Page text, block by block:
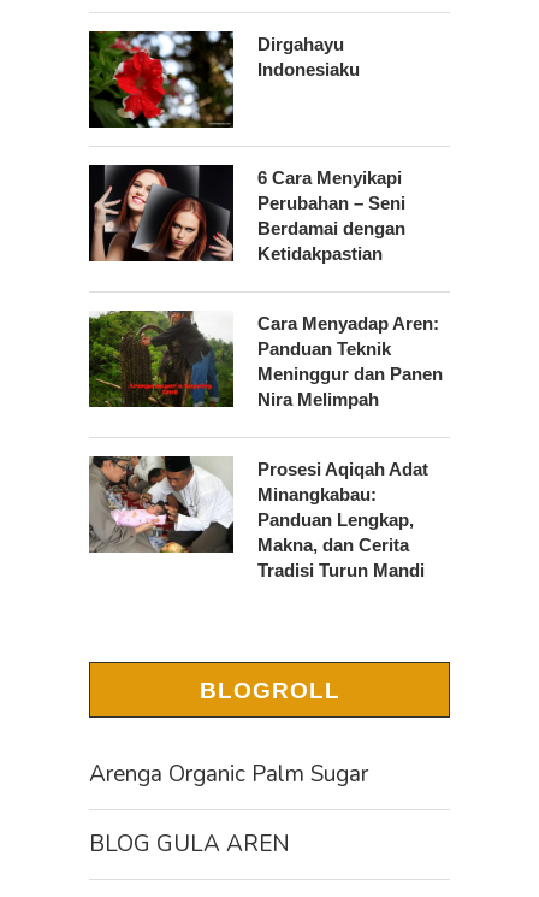
Dirgahayu
Indonesiaku
6 Cara Menyikapi
Perubahan – Seni
Berdamai dengan
Ketidakpastian
Cara Menyadap Aren:
Panduan Teknik
Meninggur dan Panen
Nira Melimpah
Prosesi Aqiqah Adat
Minangkabau:
Panduan Lengkap,
Makna, dan Cerita
Tradisi Turun Mandi
BLOGROLL
Arenga Organic Palm Sugar
BLOG GULA AREN